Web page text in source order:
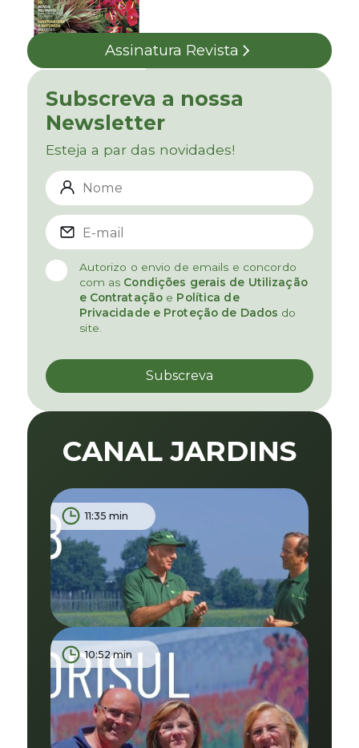
Assinatura Revista
Subscreva a nossa
Newsletter
Esteja a par das novidades!
Autorizo o envio de emails e concordo
com as Condições gerais de Utilização
e Contratação e Política de
Privacidade e Proteção de Dados do
site.
CANAL JARDINS
11:35 min
10:52 min